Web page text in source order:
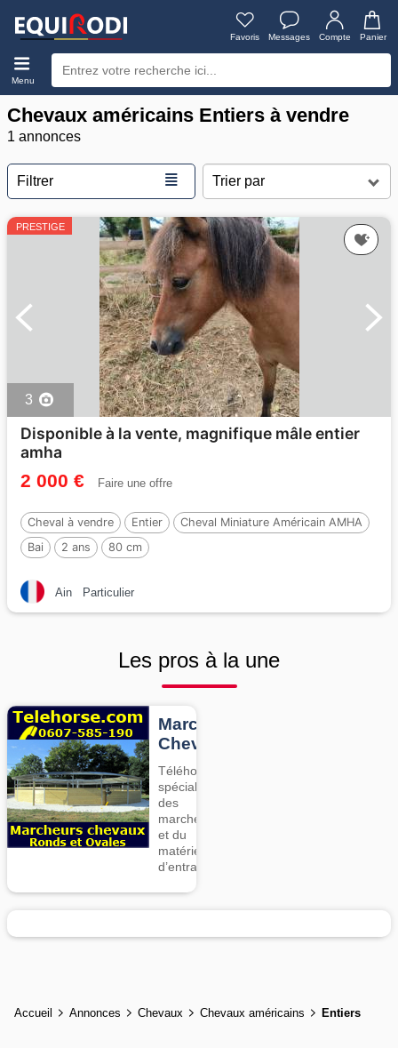
Favoris Messages Compte Panier
Menu
Chevaux américains Entiers à vendre
1 annonces
Filtrer ≣
PRESTIGE
3
Disponible à la vente, magnifique mâle entier
amha
2 000 € Faire une offre
Cheval à vendre Entier
Cheval Miniature Américain AMHA
Bai
2 ans 80 cm
Ain Particulier
Les pros à la une
Marcheurs
Chevaux
Téléhorse,
spécialiste
des
marcheurs
et du
matériel
d’entrainement
Accueil Annonces Chevaux Chevaux américains Entiers